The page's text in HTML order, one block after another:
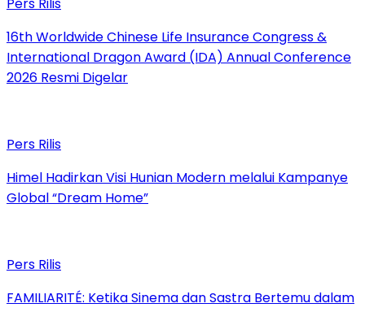
Pers Rilis
16th Worldwide Chinese Life Insurance Congress &
International Dragon Award (IDA) Annual Conference
2026 Resmi Digelar
Pers Rilis
Himel Hadirkan Visi Hunian Modern melalui Kampanye
Global “Dream Home”
Pers Rilis
FAMILIARITÉ: Ketika Sinema dan Sastra Bertemu dalam